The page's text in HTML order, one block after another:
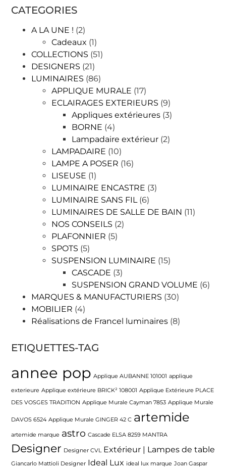
CATEGORIES
A LA UNE ! (2)
Cadeaux (1)
COLLECTIONS (51)
DESIGNERS (21)
LUMINAIRES (86)
APPLIQUE MURALE (17)
ECLAIRAGES EXTERIEURS (9)
Appliques extérieures (3)
BORNE (4)
Lampadaire extérieur (2)
LAMPADAIRE (10)
LAMPE A POSER (16)
LISEUSE (1)
LUMINAIRE ENCASTRE (3)
LUMINAIRE SANS FIL(6)
LUMINAIRES DE SALLE DE BAIN (11)
NOS CONSEILS (2)
PLAFONNIER (5)
SPOTS (5)
SUSPENSION LUMINAIRE (15)
CASCADE (3)
SUSPENSION GRAND VOLUME (6)
MARQUES & MANUFACTURIERS (30)
MOBILIER (4)
Réalisations de Francel luminaires (8)
ETIQUETTES-TAG
annee pop Applique AUBANNE 101001 applique
exterieure Applique extérieure BRICK² 108001 Applique Extérieure PLACE
DES VOSGES TRADITION Applique Murale Cayman 7853 Applique Murale
DAVOS 6524 Applique Murale GINGER 42 C artemide
artemide marque astro Cascade ELSA 8259 MANTRA
Designer Designer CVL Extérieur | Lampes de table
Giancarlo Mattioli Designer Ideal Lux ideal lux marque Joan Gaspar